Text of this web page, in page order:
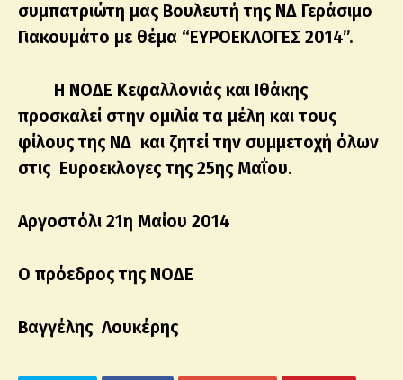
συμπατριώτη μας Βουλευτή της ΝΔ Γεράσιμο
Γιακουμάτο με θέμα “ΕΥΡΟΕΚΛΟΓΕΣ 2014”.
Η ΝΟΔΕ Κεφαλλονιάς και Ιθάκης
προσκαλεί στην ομιλία τα μέλη και τους
φίλους της ΝΔ και ζητεί την συμμετοχή όλων
στις Ευροεκλογες της 25ης Μαΐου.
Αργοστόλι 21η Μαίου 2014
Ο πρόεδρος της ΝΟΔΕ
Βαγγέλης Λουκέρης